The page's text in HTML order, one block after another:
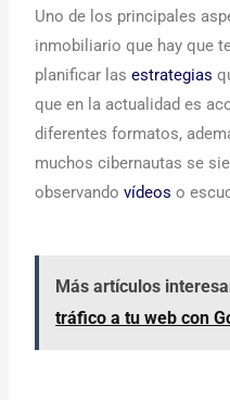
Uno de los principales
inmobiliario que hay que
planificar lasestrategias
que en la actualidad es
diferentes formatos,
muchos cibernautas se
observandovídeos o
Más artículos
tráfico a tu web con